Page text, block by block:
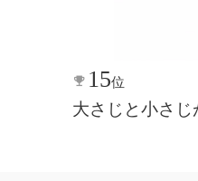
15位
大さじと小さ